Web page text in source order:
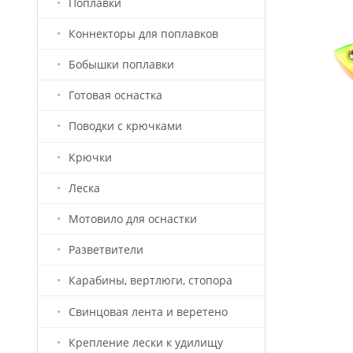
Коннекторы для поплавков
Бобышки поплавки
Готовая оснастка
Поводки с крючками
Крючки
Леска
Мотовило для оснастки
Разветвители
Карабины, вертлюги, стопора
Свинцовая лента и веретено
Крепление лески к удилищу